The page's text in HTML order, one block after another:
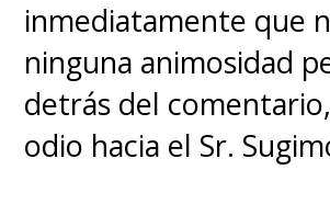
inmediatamente que
ninguna animosidad
detrás del
odio hacia el Sr.